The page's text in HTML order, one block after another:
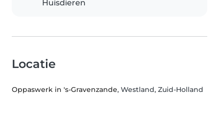
Huisdieren
Locatie
Oppaswerk in 's-Gravenzande, Westland, Zuid-Holland